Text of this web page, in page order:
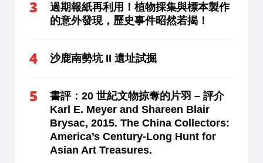
過期報紙再利用！植物採集與標本製作
的意外發現，歷史事件昭然若揭！
沙鹿南勢坑 II 遺址試掘
書評：20 世紀文物掠奪的片羽 – 評介
Karl E. Meyer and Shareen Blair
Brysac, 2015. The China Collectors:
America’s Century-Long Hunt for
Asian Art Treasures.